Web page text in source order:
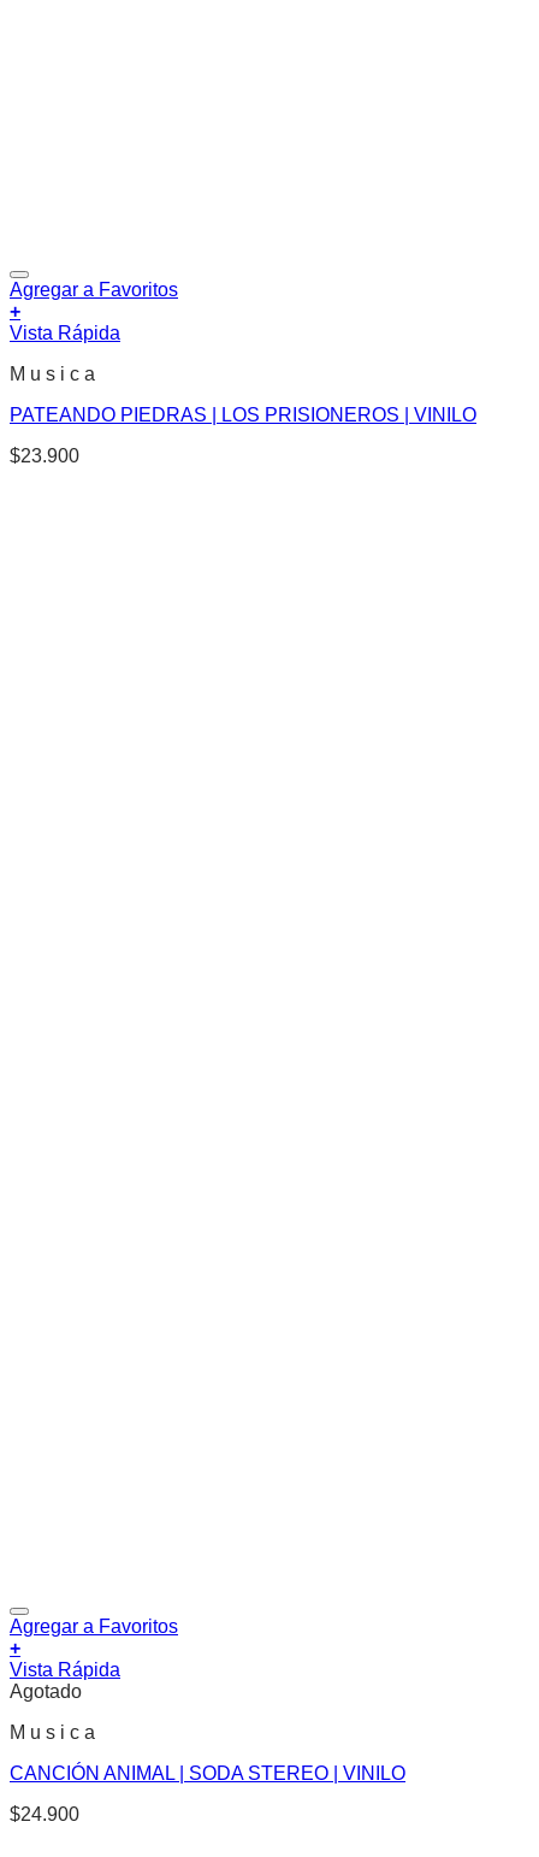
Agregar a Favoritos
+
Vista Rápida
M u s i c a
PATEANDO PIEDRAS | LOS PRISIONEROS | VINILO
$23.900
Agregar a Favoritos
+
Vista Rápida
Agotado
M u s i c a
CANCIÓN ANIMAL | SODA STEREO | VINILO
$24.900